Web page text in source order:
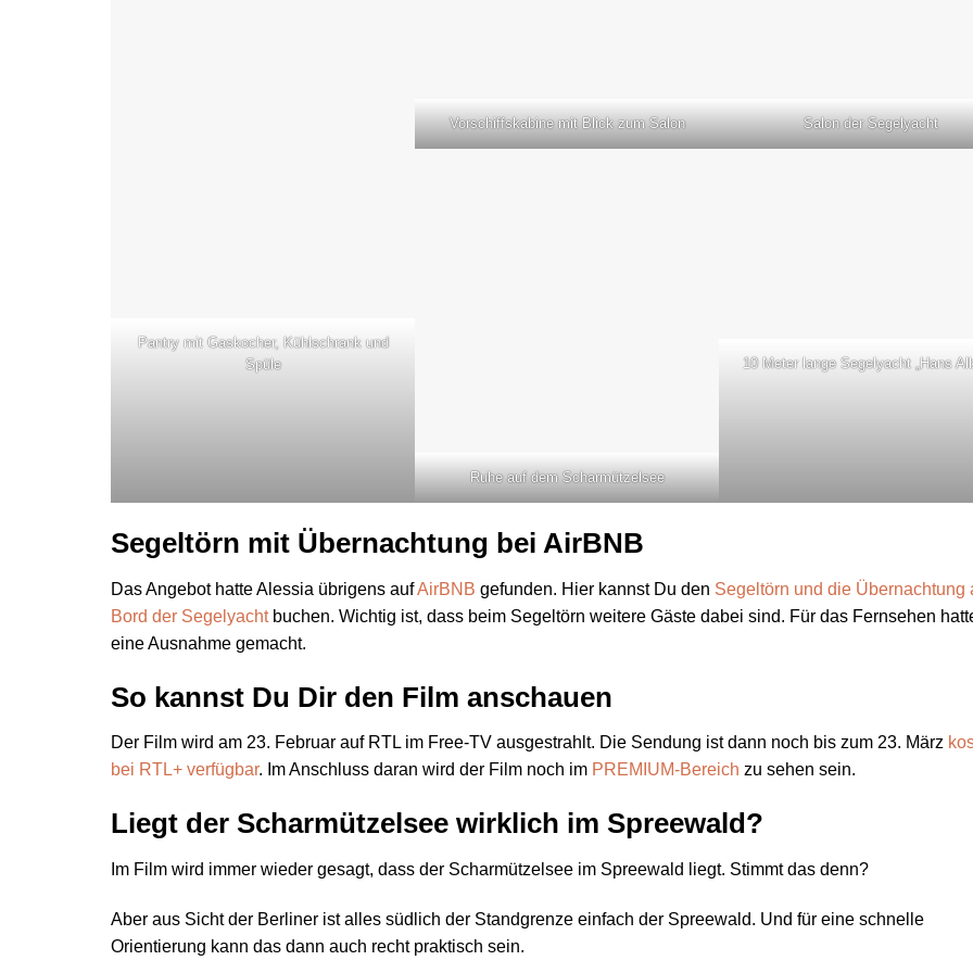
Vorschiffskabine mit Blick zum Salon Salon der Segelyacht
Pantry mit Gaskocher, Kühlschrank und
Spüle
Ruhe auf dem Scharmützelsee
10 Meter lange Segelyacht „Hans
Segeltörn mit Übernachtung bei AirBNB
Das Angebot hatte Alessia übrigens aufAirBNB gefunden. Hier kannst Du den Segeltörn und die Übernachtung
Bord der Segelyachtbuchen. Wichtig ist, dass beim Segeltörn weitere Gäste dabei sind. Für das Fernsehen
eine Ausnahme gemacht.
So kannst Du Dir den Film anschauen
Der Film wird am 23. Februar auf RTL im Free-TV ausgestrahlt. Die Sendung ist dann noch bis zum 23. März
bei RTL+ verfügbar. Im Anschluss daran wird der Film noch im PREMIUM-Bereich zu sehen sein.
Liegt der Scharmützelsee wirklich im Spreewald?
Im Film wird immer wieder gesagt, dass der Scharmützelsee im Spreewald liegt. Stimmt das denn?
Aber aus Sicht der Berliner ist alles südlich der Standgrenze einfach der Spreewald. Und für eine schnelle
Orientierung kann das dann auch recht praktisch sein.